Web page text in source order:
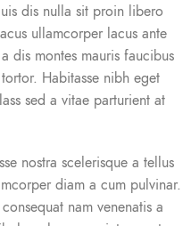
dis nulla sit proin libero
ullamcorper lacus ante
dis montes mauris faucibus
Habitasse nibh eget
sed a vitae parturient at
nostra scelerisque a tellus
diam a cum pulvinar.
nam venenatis a